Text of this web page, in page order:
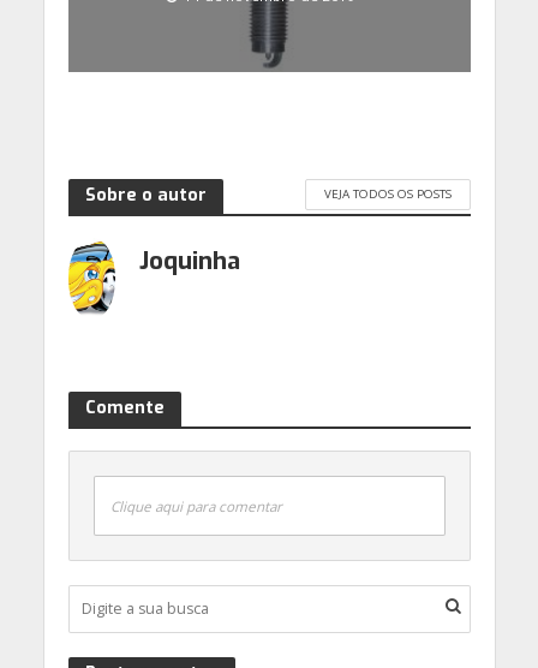
Sobre o autor VEJA TODOS OS POSTS
Joquinha
Comente
Clique aqui para comentar